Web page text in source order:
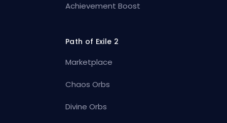
Achievement Boost
Path of Exile 2
Marketplace
Chaos Orbs
Divine Orbs